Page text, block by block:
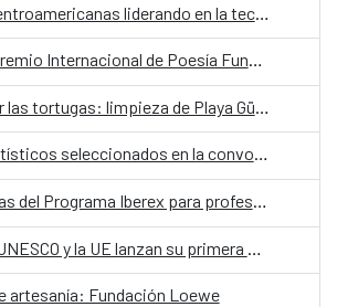
tecnológiCA: centroamericanas liderando en la tecnología
Convocatoria Premio Internacional de Poesía Fundación Loewe 2021
Una mañana por las tortugas: limpieza de Playa Güibia
52 proyectos artísticos seleccionados en la convocatoria Paréntesis. Relatos desde la incertidumbre
Aplica a las becas del Programa Iberex para profesionales iberoamericanos del sector cultural
artesanía: Fundación Loewe